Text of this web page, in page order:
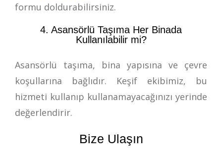
formu doldurabilirsiniz.
4. Asansörlü Taşıma Her Binada
Kullanılabilir mi?
Asansörlü taşıma, bina yapısına ve çevre
koşullarına bağlıdır. Keşif ekibimiz, bu
hizmeti kullanıp kullanamayacağınızı yerinde
değerlendirir.
Bize Ulaşın